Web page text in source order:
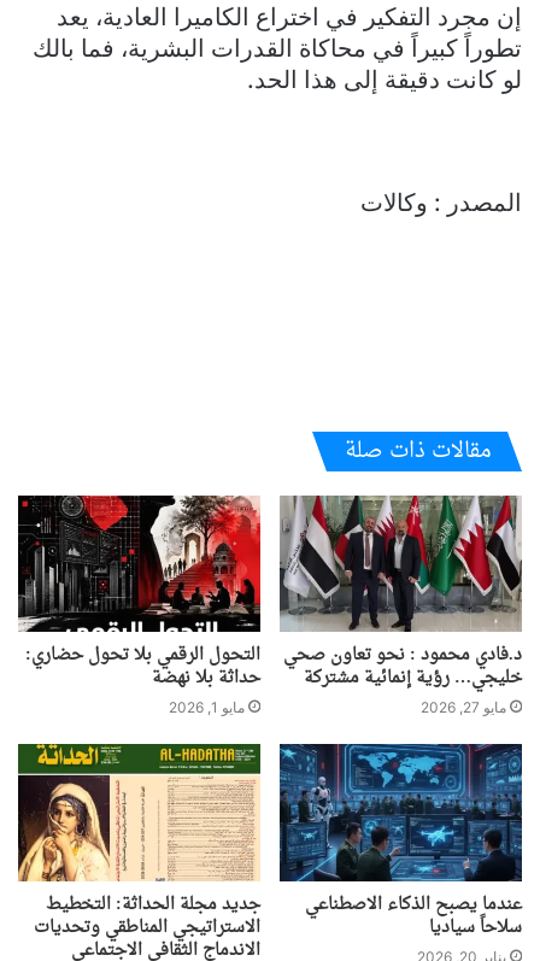
إن مجرد التفكير في اختراع الكاميرا العادية، يعد
تطوراً كبيراً في محاكاة القدرات البشرية، فما بالك
لو كانت دقيقة إلى هذا الحد.
المصدر : وكالات
مقالات ذات صلة
د.فادي محمود : نحو تعاون صحي
خليجي… رؤية إنمائية مشتركة
مايو 27, 2026
التحول الرقمي بلا تحول حضاري:
حداثة بلا نهضة
مايو 1, 2026
عندما يصبح الذكاء الاصطناعي
سلاحاً سياديا
يناير 20, 2026
جديد مجلة الحداثة: التخطيط
الاستراتيجي المناطقي وتحديات
الاندماج الثقافي الاجتماعي